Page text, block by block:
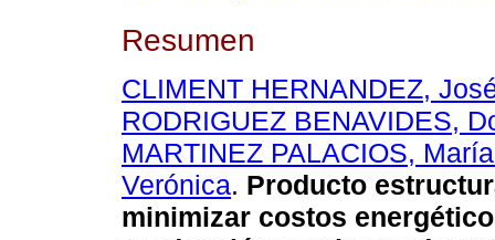
Resumen
CLIMENT HERNANDEZ,
RODRIGUEZ BENAVIDES,
MARTINEZ PALACIOS,
Verónica. Producto
minimizar costos